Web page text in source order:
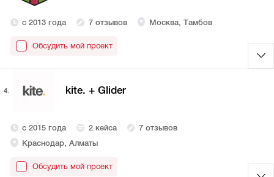
с 2013 года 7 отзывов Москва, Тамбов
Обсудить мой проект
4. kite. + Glider
с 2015 года 2 кейса
7 отзывов
Краснодар, Алматы
Обсудить мой проект